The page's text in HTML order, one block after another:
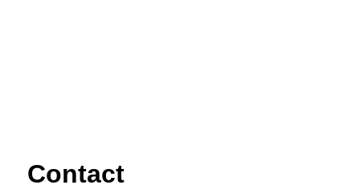
Contact